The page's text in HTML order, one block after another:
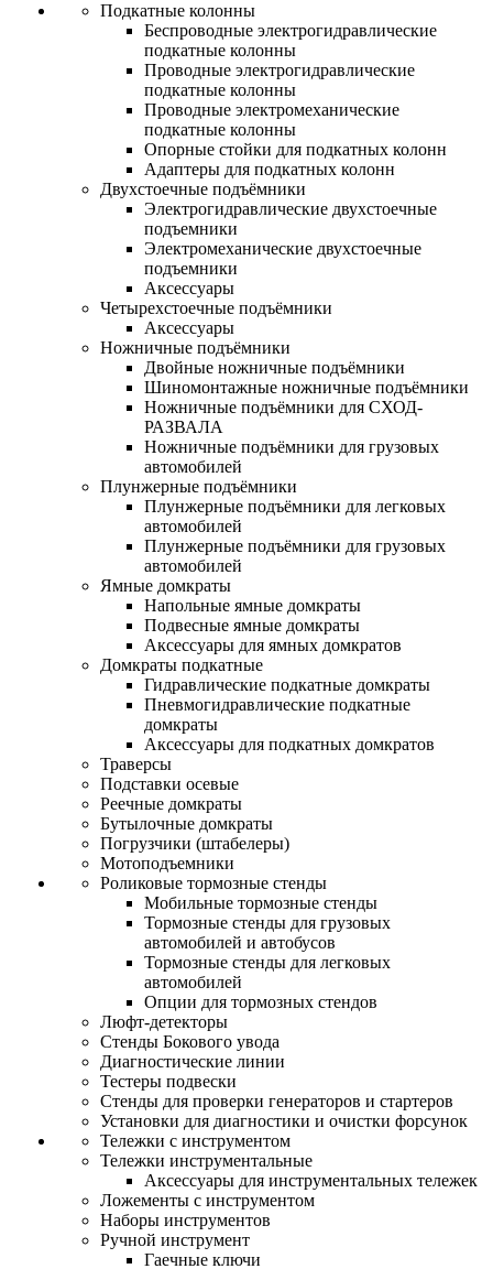
Подкатные колонны
Беспроводные электрогидравлические
подкатные колонны
Проводные электрогидравлические
подкатные колонны
Проводные электромеханические
подкатные колонны
Опорные стойки для подкатных колонн
Адаптеры для подкатных колонн
Двухстоечные подъёмники
Электрогидравлические двухстоечные
подъемники
Электромеханические двухстоечные
подъемники
Аксессуары
Четырехстоечные подъёмники
Аксессуары
Ножничные подъёмники
Двойные ножничные подъёмники
Шиномонтажные ножничные подъёмники
Ножничные подъёмники для СХОД-
РАЗВАЛА
Ножничные подъёмники для грузовых
автомобилей
Плунжерные подъёмники
Плунжерные подъёмники для легковых
автомобилей
Плунжерные подъёмники для грузовых
автомобилей
Ямные домкраты
Напольные ямные домкраты
Подвесные ямные домкраты
Аксессуары для ямных домкратов
Домкраты подкатные
Гидравлические подкатные домкраты
Пневмогидравлические подкатные
домкраты
Аксессуары для подкатных домкратов
Траверсы
Подставки осевые
Реечные домкраты
Бутылочные домкраты
Погрузчики (штабелеры)
Мотоподъемники
Роликовые тормозные стенды
Мобильные тормозные стенды
Тормозные стенды для грузовых
автомобилей и автобусов
Тормозные стенды для легковых
автомобилей
Опции для тормозных стендов
Люфт-детекторы
Стенды Бокового увода
Диагностические линии
Тестеры подвески
Стенды для проверки генераторов и стартеров
Установки для диагностики и очистки форсунок
Тележки с инструментом
Тележки инструментальные
Аксессуары для инструментальных тележек
Ложементы с инструментом
Наборы инструментов
Ручной инструмент
Гаечные ключи